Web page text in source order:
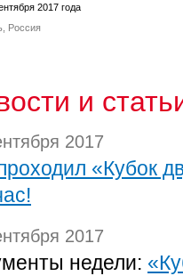
2017 года
Россия
и
2017
«Кубок
2017
недели: